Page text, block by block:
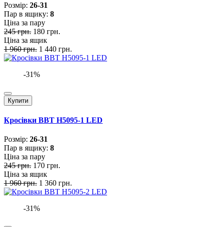
Розмiр: 26-31
Пар в ящику: 8
Ціна за пару
245 грн. 180 грн.
Ціна за ящик
1 960 грн. 1 440 грн.
-31%
Купити
Кросівки BBT H5095-1 LED
Розмiр: 26-31
Пар в ящику: 8
Ціна за пару
245 грн. 170 грн.
Ціна за ящик
1 960 грн. 1 360 грн.
-31%